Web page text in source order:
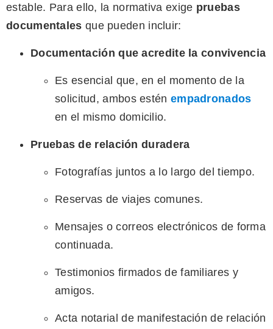
estable. Para ello, la normativa exige pruebas
documentales que pueden incluir:
Documentación que acredite la convivencia
Es esencial que, en el momento de la
solicitud, ambos estén empadronados
en el mismo domicilio.
Pruebas de relación duradera
Fotografías juntos a lo largo del tiempo.
Reservas de viajes comunes.
Mensajes o correos electrónicos de forma
continuada.
Testimonios firmados de familiares y
amigos.
Acta notarial de manifestación de relación